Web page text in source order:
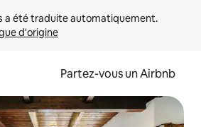
d'origine
Partez-vous un Airbnb